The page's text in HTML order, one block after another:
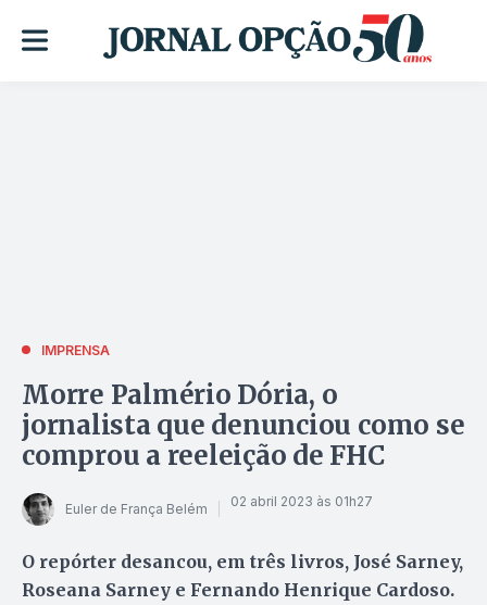
IMPRENSA
Morre Palmério Dória, o
jornalista que denunciou como se
comprou a reeleição de FHC
Euler de França Belém 02 abril 2023 às 01h27
O repórter desancou, em três livros, José Sarney,
Roseana Sarney e Fernando Henrique Cardoso.